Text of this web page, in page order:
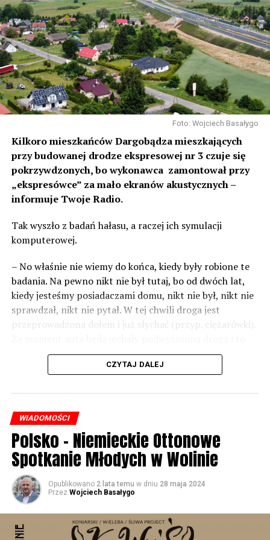
Foto: Wojciech Basałygo
Kilkoro mieszkańców Dargobądza mieszkających
przy budowanej drodze ekspresowej nr 3 czuje się
pokrzywdzonych, bo wykonawca zamontował przy
„ekspresówce” za mało ekranów akustycznych –
informuje Twoje Radio.
Tak wyszło z badań hałasu, a raczej ich symulacji
komputerowej.
– No właśnie nie wiemy do końca, kiedy były robione te
badania. Na pewno nikt nie był tutaj, bo od dwóch lat,
kiedy jesteśmy posiadaczami domu, nikt nie był, nikt nie
sprawdzał, nikt nie pytał. W tej chwili droga jest
przeprowadzona dołem i już słychać (przyp. ciężarówki).
będzie czteropasmowa droga – mówi Sylwia Rudak,
mieszkanka Dargobądza.
Inwestor tłumaczy, że poluzowano normy i to co było
hałasem jeszcze kilkanaście lat temu – dziś już nim nie
jest.
– Tych ekranów rzeczywiście w rejonie miejscowości
Dargobądz jest trochę mniej niż było przy starej drodze
krajowej numer trzy. Natomiast to wynika również z
tego, że te normy dopuszczalnego hałasu, które obecnie
obowiązują i które obowiązywały również podczas
przygotowywania dokumentacji projektowej dla drogi
ekspresowej S3 są inne niż te, które były przed wieloma
CZYTAJ DALEJ
WIADOMOŚCI
Polsko – Niemieckie Ottonowe
Spotkanie Młodych w Wolinie
Opublikowano 2 lata temu w dniu 28 maja 2024
Przez Wojciech Basałygo